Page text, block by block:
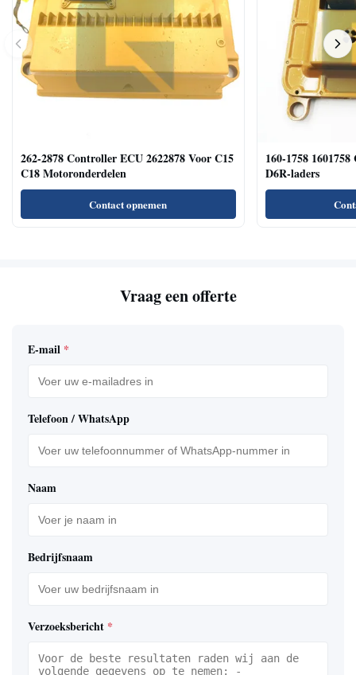
262-2878 Controller ECU 2622878 Voor C15
C18 Motoronderdelen
Contact opnemen
160-1758
D6R-laders
Vraag een offerte
E-mail *
Telefoon / WhatsApp
Naam
Bedrijfsnaam
Verzoeksbericht *